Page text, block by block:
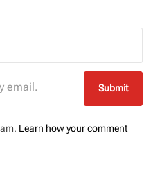
email.
Learn how your comment